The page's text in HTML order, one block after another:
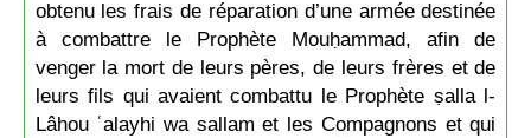
obtenu les frais de réparation d’une armée destinée
à combattre le Prophète Mouḥammad, afin de
venger la mort de leurs pères, de leurs frères et de
leurs fils qui avaient combattu le Prophète ṣalla l-
Lâhou ʿalayhi wa sallam et les Compagnons et qui